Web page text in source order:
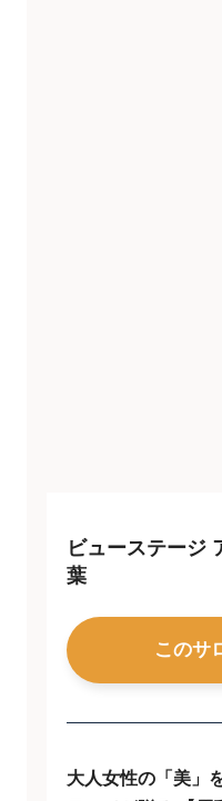
ビューステージ
葉
このサ
大人女性の「美」